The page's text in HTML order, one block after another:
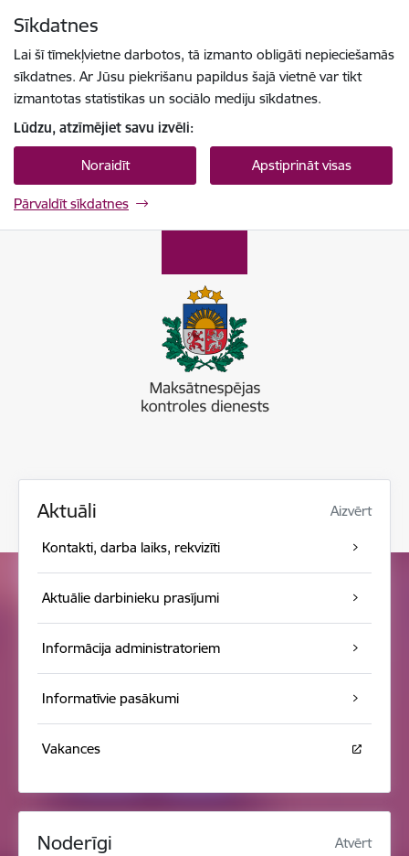
Sīkdatnes
Lai šī tīmekļvietne darbotos, tā izmanto obligāti nepieciešamās
sīkdatnes. Ar Jūsu piekrišanu papildus šajā vietnē var tikt
izmantotas statistikas un sociālo mediju sīkdatnes.
Lūdzu, atzīmējiet savu izvēli:
Noraidīt Apstiprināt visas
Pārvaldīt sīkdatnes
Aktuāli Aizvērt
Kontakti, darba laiks, rekvizīti
Aktuālie darbinieku prasījumi
Informācija administratoriem
Informatīvie pasākumi
Vakances
Noderīgi Atvērt